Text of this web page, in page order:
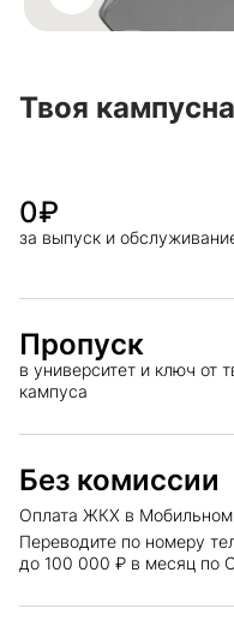
Твоя
0₽
за выпуск и
Пропуск
в университет и ключ от
кампуса
Без комиссии
Оплата ЖКХ в Мобильном
Переводите по номеру
до 100 000 ₽ в месяц по